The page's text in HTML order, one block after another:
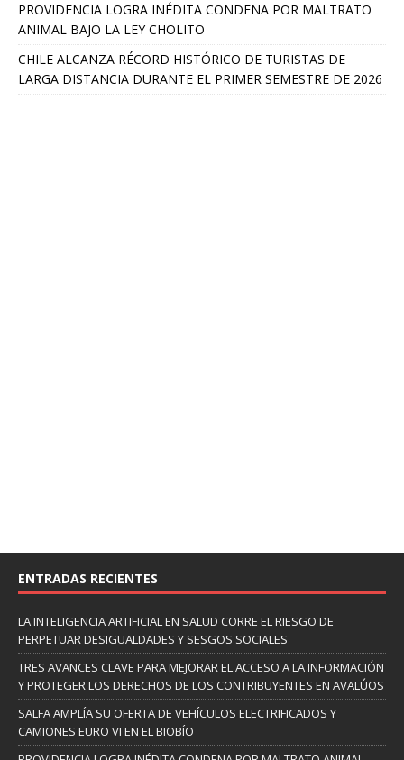
PROVIDENCIA LOGRA INÉDITA CONDENA POR MALTRATO
ANIMAL BAJO LA LEY CHOLITO
CHILE ALCANZA RÉCORD HISTÓRICO DE TURISTAS DE
LARGA DISTANCIA DURANTE EL PRIMER SEMESTRE DE 2026
ENTRADAS RECIENTES
LA INTELIGENCIA ARTIFICIAL EN SALUD CORRE EL RIESGO DE
PERPETUAR DESIGUALDADES Y SESGOS SOCIALES
TRES AVANCES CLAVE PARA MEJORAR EL ACCESO A LA INFORMACIÓN
Y PROTEGER LOS DERECHOS DE LOS CONTRIBUYENTES EN AVALÚOS
SALFA AMPLÍA SU OFERTA DE VEHÍCULOS ELECTRIFICADOS Y
CAMIONES EURO VI EN EL BIOBÍO